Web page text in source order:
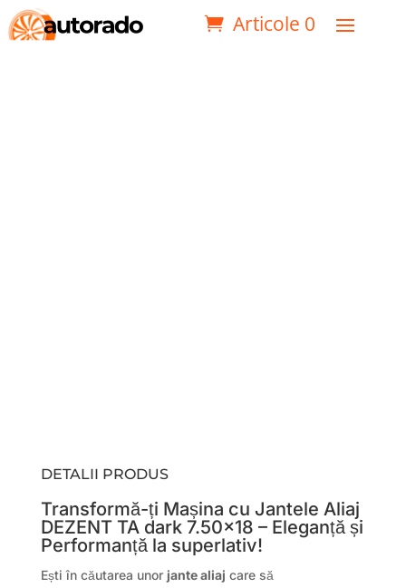
Articole 0
DETALII PRODUS
Transformă-ți Mașina cu Jantele Aliaj
DEZENT TA dark 7.50×18 – Eleganță și
Performanță la superlativ!
Ești în căutarea unor jante aliaj care să